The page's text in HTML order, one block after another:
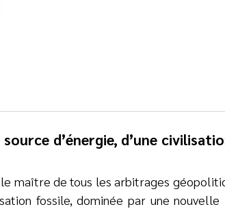
d’énergie, d’une
maître de tous les arbitrages
fossile, dominée par une